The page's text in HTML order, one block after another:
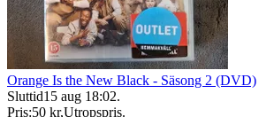
Orange Is the New Black - Säsong 2 (DVD)
Sluttid15 aug 18:02.
Pris:50 kr,Utropspris.